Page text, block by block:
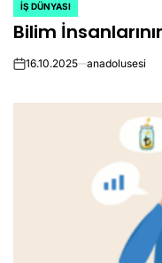
POSTED
IN
İŞ DÜNYASI
Bilim
on16.10.2025 anadolusesi